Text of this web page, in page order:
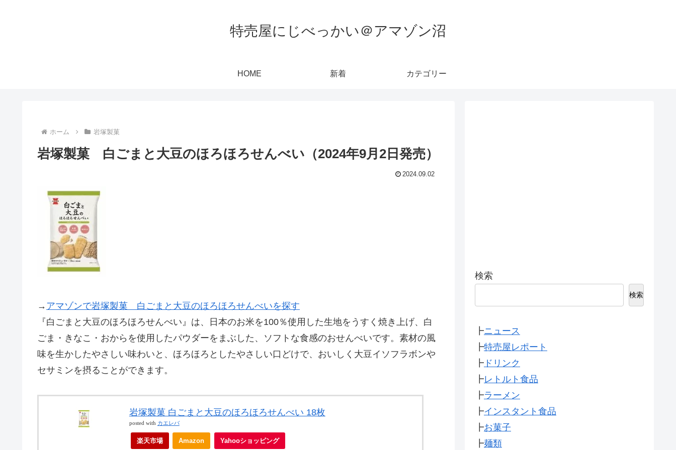
特売屋にじべっかい＠アマゾン沼
HOME 新着 カテゴリー
ホーム 岩塚製菓
岩塚製菓 白ごまと大豆のほろほろせんべい（2024年9月2日発売）
2024.09.02
→ アマゾンで岩塚製菓 白ごまと大豆のほろほろせんべいを探す
『白ごまと大豆のほろほろせんべい』は、日本のお米を100％使用した生地をうすく焼き上げ、白
ごま・きなこ・おからを使用したパウダーをまぶした、ソフトな食感のおせんべいです。素材の風
味を生かしたやさしい味わいと、ほろほろとしたやさしい口どけで、おいしく大豆イソフラボンや
セサミンを摂ることができます。
岩塚製菓 白ごまと大豆のほろほろせんべい 18枚
posted with カエレバ
楽天市場 Amazon Yahooショッピング
検索
検索
┣ニュース
┣特売屋レポート
┣ ドリンク
┣レトルト食品
┣ラーメン
┣インスタント食品
┣お菓子
┣麺類